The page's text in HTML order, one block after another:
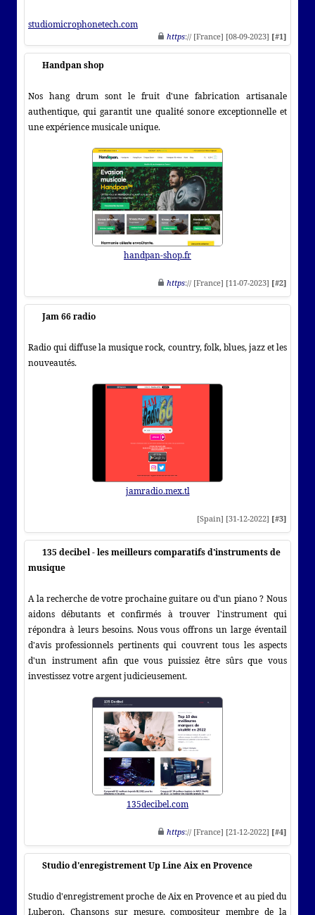
studiomicrophonetech.com
https:// [France] [08-09-2023] [#1]
Handpan shop
Nos hang drum sont le fruit d'une fabrication artisanale
authentique, qui garantit une qualité sonore exceptionnelle et
une expérience musicale unique.
handpan-shop.fr
https:// [France] [11-07-2023] [#2]
Jam 66 radio
Radio qui diffuse la musique rock, country, folk, blues, jazz et les
nouveautés.
jamradio.mex.tl
[Spain] [31-12-2022] [#3]
135 decibel - les meilleurs comparatifs d'instruments de
musique
A la recherche de votre prochaine guitare ou d'un piano ? Nous
aidons débutants et confirmés à trouver l'instrument qui
répondra à leurs besoins. Nous vous offrons un large éventail
d'avis professionnels pertinents qui couvrent tous les aspects
d'un instrument afin que vous puissiez être sûrs que vous
investissez votre argent judicieusement.
135decibel.com
https:// [France] [21-12-2022] [#4]
Studio d'enregistrement Up Line Aix en Provence
Studio d'enregistrement proche de Aix en Provence et au pied du
Luberon. Chansons sur mesure, compositeur membre de la